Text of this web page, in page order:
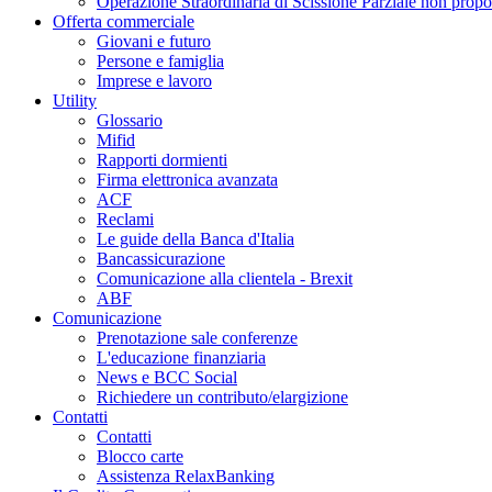
Offerta commerciale
Giovani e futuro
Persone e famiglia
Imprese e lavoro
Utility
Glossario
Mifid
Rapporti dormienti
Firma elettronica avanzata
ACF
Reclami
Le guide della Banca d'Italia
Bancassicurazione
Comunicazione alla clientela - Brexit
ABF
Comunicazione
Prenotazione sale conferenze
L'educazione finanziaria
News e BCC Social
Richiedere un contributo/elargizione
Contatti
Contatti
Blocco carte
Assistenza RelaxBanking